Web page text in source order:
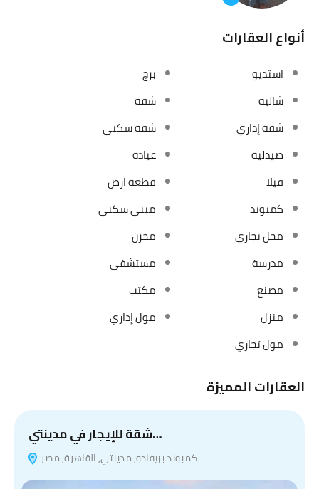
أنواع العقارات
استديو
برج
شاليه
شقة
شقة إداري
شقة سكني
صيدلية
عيادة
فيلا
قطعة ارض
كمبوند
مبني سكني
محل تجاري
مخزن
مدرسة
مستشفي
مصنع
مكتب
منزل
مول إداري
مول تجاري
العقارات المميزة
شقة للإيجار في مدينتي…
كمبوند بريفادو, مدينتي, القاهرة, مصر